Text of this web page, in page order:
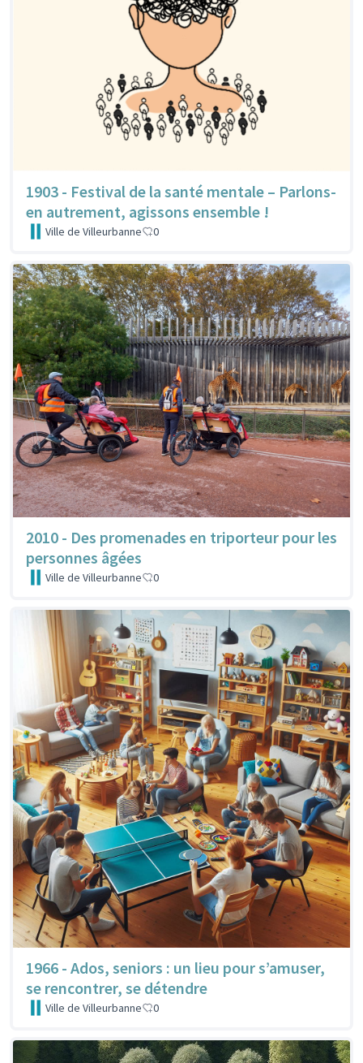
1903 - Festival de la santé mentale – Parlons-
en autrement, agissons ensemble !
Ville de Villeurbanne 0
2010 - Des promenades en triporteur pour les
personnes âgées
Ville de Villeurbanne 0
1966 - Ados, seniors : un lieu pour s’amuser,
se rencontrer, se détendre
Ville de Villeurbanne 0